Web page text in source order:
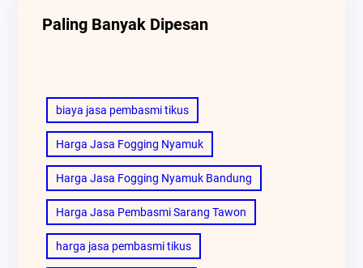
Paling Banyak Dipesan
biaya jasa pembasmi tikus
Harga Jasa Fogging Nyamuk
Harga Jasa Fogging Nyamuk Bandung
Harga Jasa Pembasmi Sarang Tawon
harga jasa pembasmi tikus